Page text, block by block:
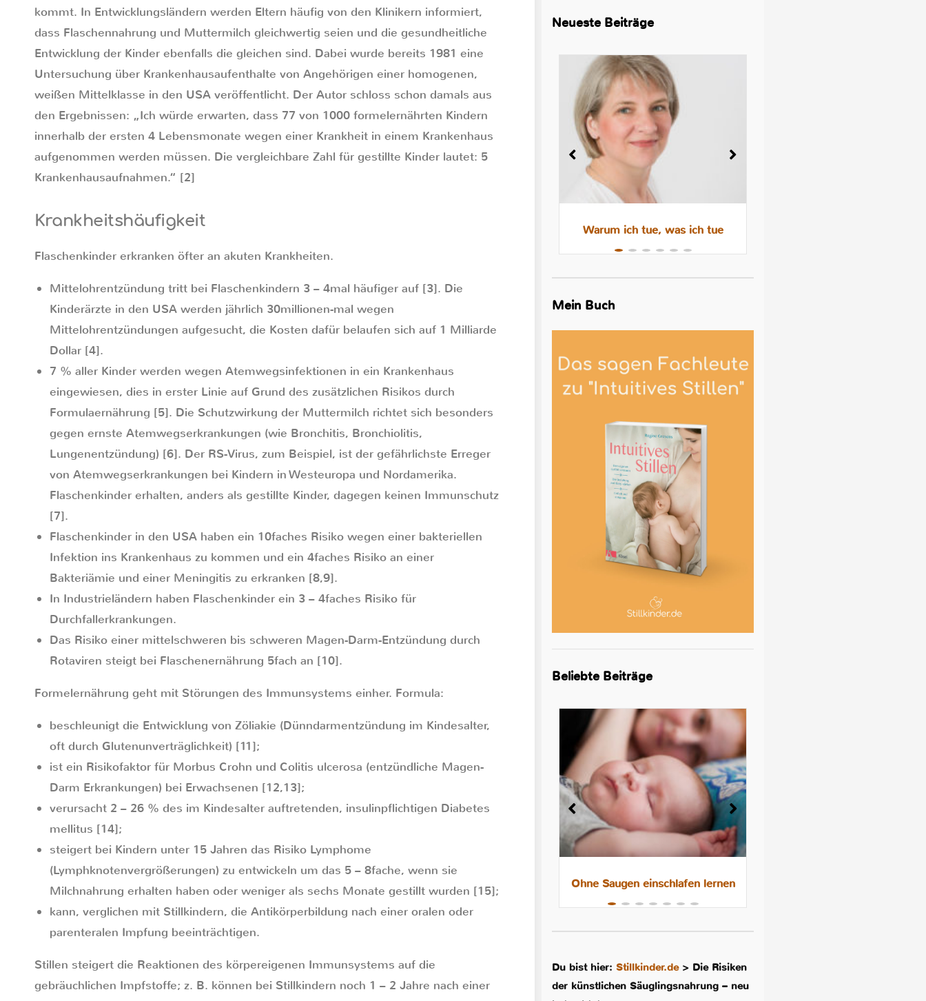
kommt. In Entwicklungsländern werden Eltern häufig von den Klinikern informiert,
dass Flaschennahrung und Muttermilch gleichwertig seien und die gesundheitliche
Entwicklung der Kinder ebenfalls die gleichen sind. Dabei wurde bereits 1981 eine
Untersuchung über Krankenhausaufenthalte von Angehörigen einer homogenen,
weißen Mittelklasse in den USA veröffentlicht. Der Autor schloss schon damals aus
den Ergebnissen: „Ich würde erwarten, dass 77 von 1000 formelernährten Kindern
innerhalb der ersten 4 Lebensmonate wegen einer Krankheit in einem Krankenhaus
aufgenommen werden müssen. Die vergleichbare Zahl für gestillte Kinder lautet: 5
Krankenhausaufnahmen.“ [2]
Krankheitshäufigkeit
Flaschenkinder erkranken öfter an akuten Krankheiten.
Mittelohrentzündung tritt bei Flaschenkindern 3 – 4mal häufiger auf [3]. Die
Kinderärzte in den USA werden jährlich 30millionen-mal wegen
Mittelohrentzündungen aufgesucht, die Kosten dafür belaufen sich auf 1 Milliarde
Dollar [4].
7 % aller Kinder werden wegen Atemwegsinfektionen in ein Krankenhaus
eingewiesen, dies in erster Linie auf Grund des zusätzlichen Risikos durch
Formulaernährung [5]. Die Schutzwirkung der Muttermilch richtet sich besonders
gegen ernste Atemwegserkrankungen (wie Bronchitis, Bronchiolitis,
Lungenentzündung) [6]. Der RS-Virus, zum Beispiel, ist der gefährlichste Erreger
von Atemwegserkrankungen bei Kindern in Westeuropa und Nordamerika.
Flaschenkinder erhalten, anders als gestillte Kinder, dagegen keinen Immunschutz
[7].
Flaschenkinder in den USA haben ein 10faches Risiko wegen einer bakteriellen
Infektion ins Krankenhaus zu kommen und ein 4faches Risiko an einer
Bakteriämie und einer Meningitis zu erkranken [8,9].
In Industrieländern haben Flaschenkinder ein 3 – 4faches Risiko für
Durchfallerkrankungen.
Das Risiko einer mittelschweren bis schweren Magen-Darm-Entzündung durch
Rotaviren steigt bei Flaschenernährung 5fach an [10].
Formelernährung geht mit Störungen des Immunsystems einher. Formula:
beschleunigt die Entwicklung von Zöliakie (Dünndarmentzündung im Kindesalter,
oft durch Glutenunverträglichkeit) [11];
ist ein Risikofaktor für Morbus Crohn und Colitis ulcerosa (entzündliche Magen-
Darm Erkrankungen) bei Erwachsenen [12,13];
verursacht 2 – 26 % des im Kindesalter auftretenden, insulinpflichtigen Diabetes
mellitus [14];
steigert bei Kindern unter 15 Jahren das Risiko Lymphome
(Lymphknotenvergrößerungen) zu entwickeln um das 5 – 8fache, wenn sie
Milchnahrung erhalten haben oder weniger als sechs Monate gestillt wurden [15];
kann, verglichen mit Stillkindern, die Antikörperbildung nach einer oralen oder
parenteralen Impfung beeinträchtigen.
Stillen steigert die Reaktionen des körpereigenen Immunsystems auf die
gebräuchlichen Impfstoffe; z. B. können bei Stillkindern noch 1 – 2 Jahre nach einer
Neueste Beiträge
Warum ich tue, was ich tue
Mein Buch
Beliebte Beiträge
8 Tipps für leichtere Nächte mit
Ohne Saugen einschlafen lernen
Du bist hier:Stillkinder.de> Die Risiken
der künstlichen Säuglingsnahrung – neu